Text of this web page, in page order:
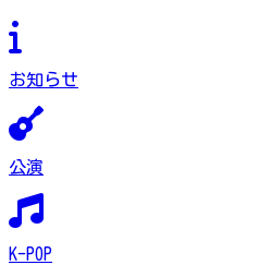
お知らせ
公演
K-POP